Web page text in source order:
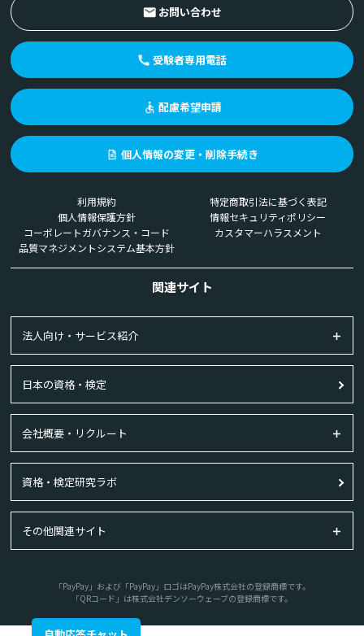
お問い合わせ
受験者専用電話
配慮希望申請
個人情報の変更・削除手続き
利用規約
特定商取引法に基づく表記
個人情報保護方針
情報セキュリティポリシー
コーポレートガバナンス・コード
カスタマーハラスメント
品質マネジメントシステム基本方針
関連サイト
法人向け・サービス紹介
日本の資格・検定
会社概要・リクルート
資格・検定研究ラボ
その他関連サイト
「PayPay」および「PayPay」ロゴはPayPay株式会社の登録商標です。
「QRコード」は株式会社デンソーウェーブの登録商標です。